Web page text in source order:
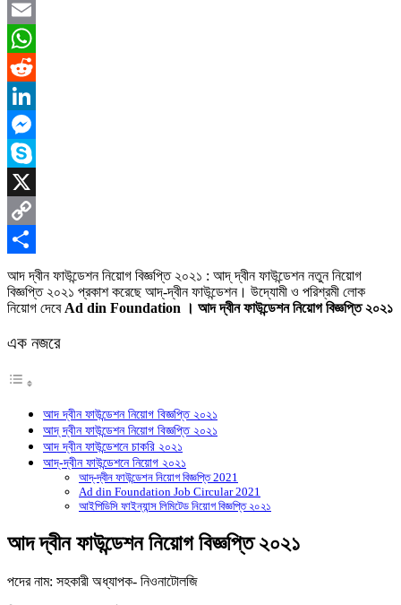
Facebook
Email
WhatsApp
Reddit
LinkedIn
Messenger
Skype
X
Copy
Link
Share
আদ দ্বীন ফাউন্ডেশন নিয়োগ বিজ্ঞপ্তি ২০২১ : আদ্ দ্বীন ফাউন্ডেশন নতুন নিয়োগ
বিজ্ঞপ্তি ২০২১ প্রকাশ করেছে আদ্-দ্বীন ফাউন্ডেশন। উদ্যোমী ও পরিশ্রমী লোক
নিয়োগ দেবে Ad din Foundation । আদ দ্বীন ফাউন্ডেশন নিয়োগ বিজ্ঞপ্তি ২০২১
এক নজরে
আদ দ্বীন ফাউন্ডেশন নিয়োগ বিজ্ঞপ্তি ২০২১
আদ্ দ্বীন ফাউন্ডেশন নিয়োগ বিজ্ঞপ্তি ২০২১
আদ দ্বীন ফাউন্ডেশনে চাকরি ২০২১
আদ্-দ্বীন ফাউন্ডেশনে নিয়োগ ২০২১
আদ্-দ্বীন ফাউন্ডেশন নিয়োগ বিজ্ঞপ্তি 2021
Ad din Foundation Job Circular 2021
আইপিডিসি ফাইন্যান্স লিমিটেড নিয়োগ বিজ্ঞপ্তি ২০২১
আদ দ্বীন ফাউন্ডেশন নিয়োগ বিজ্ঞপ্তি ২০২১
পদের নাম: সহকারী অধ্যাপক- নিওনাটোলজি